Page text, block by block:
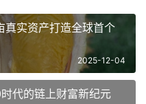
实资产打造全球首个
2025-12-04
代的链上财富新纪元